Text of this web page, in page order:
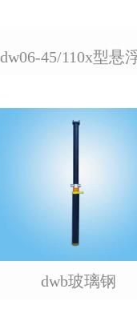
dw06-45/110x型悬